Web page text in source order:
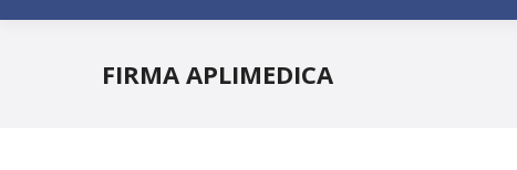
FIRMA APLIMEDICA